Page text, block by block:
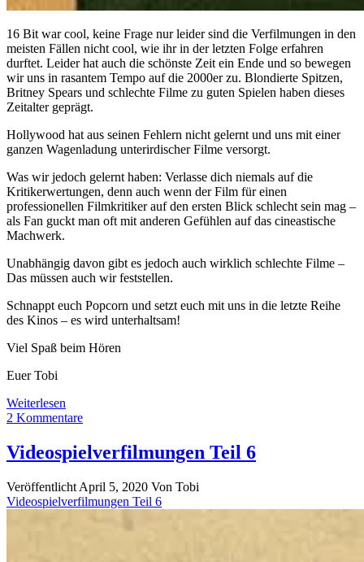
16 Bit war cool, keine Frage nur leider sind die Verfilmungen in den
meisten Fällen nicht cool, wie ihr in der letzten Folge erfahren
durftet. Leider hat auch die schönste Zeit ein Ende und so bewegen
wir uns in rasantem Tempo auf die 2000er zu. Blondierte Spitzen,
Britney Spears und schlechte Filme zu guten Spielen haben dieses
Zeitalter geprägt.
Hollywood hat aus seinen Fehlern nicht gelernt und uns mit einer
ganzen Wagenladung unterirdischer Filme versorgt.
Was wir jedoch gelernt haben: Verlasse dich niemals auf die
Kritikerwertungen, denn auch wenn der Film für einen
professionellen Filmkritiker auf den ersten Blick schlecht sein mag –
als Fan guckt man oft mit anderen Gefühlen auf das cineastische
Machwerk.
Unabhängig davon gibt es jedoch auch wirklich schlechte Filme –
Das müssen auch wir feststellen.
Schnappt euch Popcorn und setzt euch mit uns in die letzte Reihe
des Kinos – es wird unterhaltsam!
Viel Spaß beim Hören
Euer Tobi
Weiterlesen
Teil
Von
Doom
Warcraft
–
schonungslose
2 Kommentare
Videospielverfilmungen Teil 6
Veröffentlicht April 5, 2020 Von Tobi
Videospielverfilmungen Teil 6